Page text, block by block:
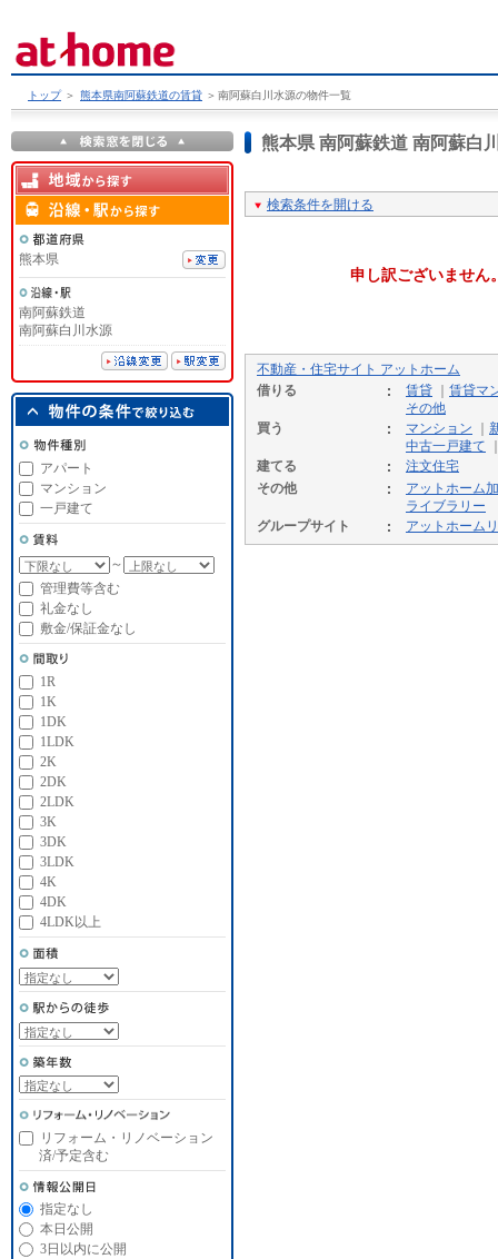
トップ ＞ 熊本県南阿蘇鉄道の賃貸 ＞ 南阿蘇白川水源の物件一覧
熊本県 南阿蘇鉄道 南阿蘇白
検索条件を開ける
申し訳ございません
不動産・住宅サイト アットホーム
借りる
賃貸
賃貸マ
その他
買う
マンション
中古一戸建て
建てる
注文住宅
その他
アットホーム
ライブラリー
グループサイト
アットホーム
熊本県
南阿蘇鉄道
南阿蘇白川水源
アパート
マンション
一戸建て
～
管理費等含む
礼金なし
敷金/保証金なし
1R
1K
1DK
1LDK
2K
2DK
2LDK
3K
3DK
3LDK
4K
4DK
4LDK以上
リフォーム・リノベーション
済/予定含む
指定なし
本日公開
3日以内に公開